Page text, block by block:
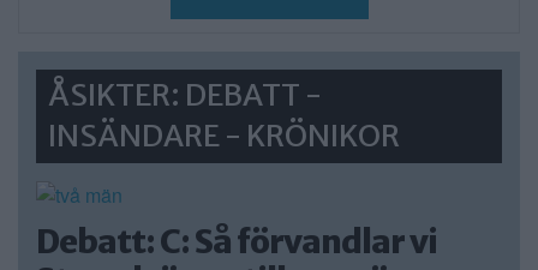
ÅSIKTER: DEBATT -
INSÄNDARE - KRÖNIKOR
Debatt: C: Så förvandlar vi